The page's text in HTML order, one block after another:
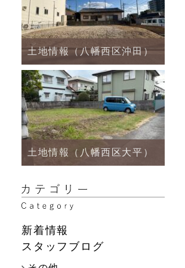
土地情報（八幡西区沖田）
土地情報（八幡西区大平）
新着情報
スタッフブログ